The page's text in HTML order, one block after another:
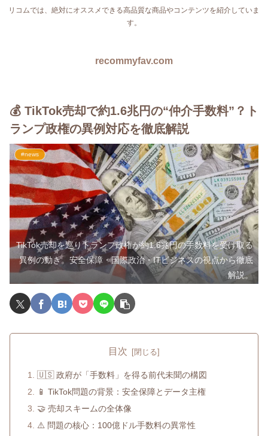
リコムでは、絶対にオススメできる高品質な商品やコンテンツを紹介していま
す。
recommyfav.com
💰 TikTok売却で約1.6兆円の“仲介手数料”？ト
ランプ政権の異例対応を徹底解説
#news
TikTok売却を巡りトランプ政権が約1.6兆円の手数料を受け取る
異例の動き。安全保障・国際政治・ITビジネスの視点から徹底
解説。
目次
🇺🇸 政府が「手数料」を得る前代未聞の構図
📱 TikTok問題の背景：安全保障とデータ主権
🤝 売却スキームの全体像
⚠️ 問題の核心：100億ドル手数料の異常性